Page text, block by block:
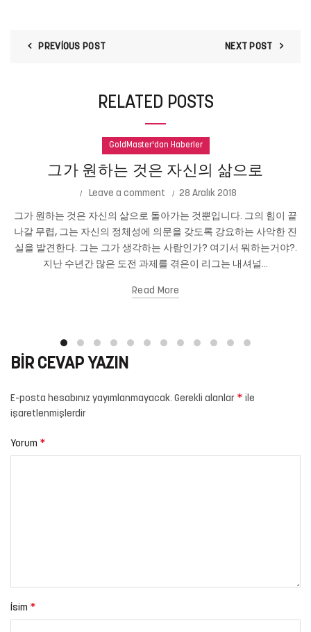
PREVIOUS POST NEXT POST
RELATED POSTS
GoldMaster'dan Haberler
그가 원하는 것은 자신의 삶으로
Leave a comment 28 Aralık 2018
그가 원하는 것은 자신의 삶으로 돌아가는 것뿐입니다. 그의 힘이 끝
나갈 무렵, 그는 자신의 정체성에 의문을 갖도록 강요하는 사악한 진
실을 발견한다. 그는 그가 생각하는 사람인가? 여기서 뭐하는거야?.
지난 수년간 많은 도전 과제를 겪은이 리그는 내셔널...
Read More
BIR CEVAP YAZIN
E-posta hesabınız yayımlanmayacak. Gerekli alanlar * ile
işaretlenmişlerdir
Yorum *
İsim *